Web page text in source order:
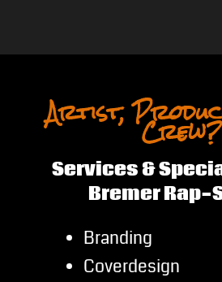
Artist, Crew?
Services &
Bremer Rap-
Branding
Coverdesign